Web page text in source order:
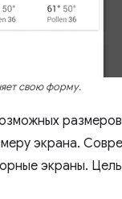
свою форму.
экрана.
экраны.